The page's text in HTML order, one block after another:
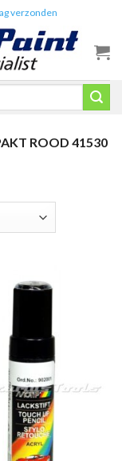
verzonden
ROOD 41530